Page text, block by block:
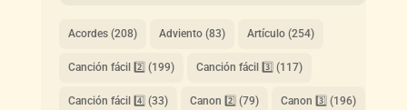
Acordes(208) Adviento(83) Artículo(254)
Canción fácil 2️⃣ (199) Canción fácil 3️⃣ (117)
Canción fácil 4️⃣ (33) Canon 2️⃣ (79) Canon 3️⃣ (196)